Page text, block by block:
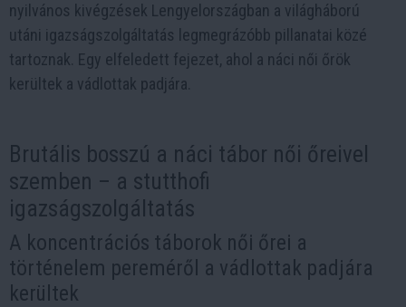
nyilvános kivégzések Lengyelországban a világháború
utáni igazságszolgáltatás legmegrázóbb pillanatai közé
tartoznak. Egy elfeledett fejezet, ahol a náci női őrök
kerültek a vádlottak padjára.
Brutális bosszú a náci tábor női őreivel
szemben – a stutthofi
igazságszolgáltatás
A koncentrációs táborok női őrei a
történelem pereméről a vádlottak padjára
kerültek